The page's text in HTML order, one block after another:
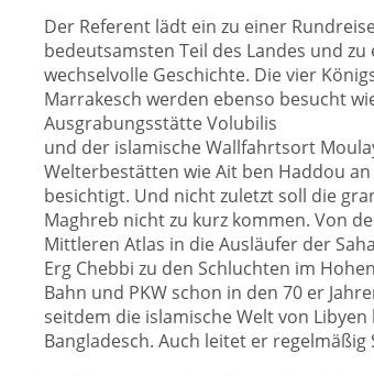
Der Referent lädt ein zu einer
bedeutsamsten Teil des Landes und
wechselvolle Geschichte. Die vier
Marrakesch werden ebenso besucht
Ausgrabungsstätte Volubilis
und der islamische Wallfahrtsort
Welterbestätten wie Ait ben Haddou
besichtigt. Und nicht zuletzt soll die
Maghreb nicht zu kurz kommen. Von
Mittleren Atlas in die Ausläufer der
Erg Chebbi zu den Schluchten im
Bahn und PKW schon in den 70 er
seitdem die islamische Welt von Libyen
Bangladesch. Auch leitet er